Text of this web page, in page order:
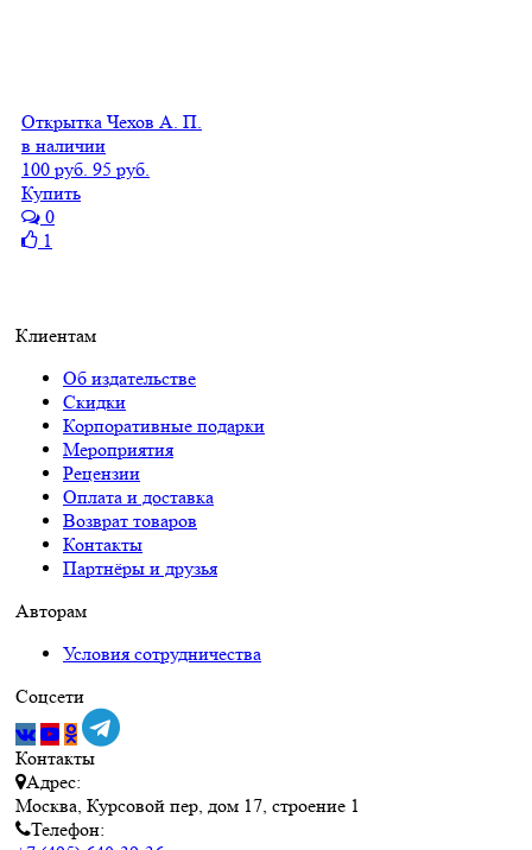
Открытка Чехов А. П.
в наличии
100 руб. 95 руб.
Купить
0
1
Клиентам
Об издательстве
Скидки
Корпоративные подарки
Мероприятия
Рецензии
Оплата и доставка
Возврат товаров
Контакты
Партнёры и друзья
Авторам
Условия сотрудничества
Соцсети
Контакты
Адрес:
Москва, Курсовой пер, дом 17, строение 1
Телефон: